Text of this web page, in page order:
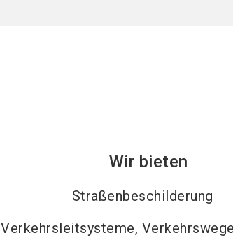
Wir bieten
Straßenbeschilderung
Verkehrsleitsysteme,